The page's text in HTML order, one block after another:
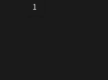
1